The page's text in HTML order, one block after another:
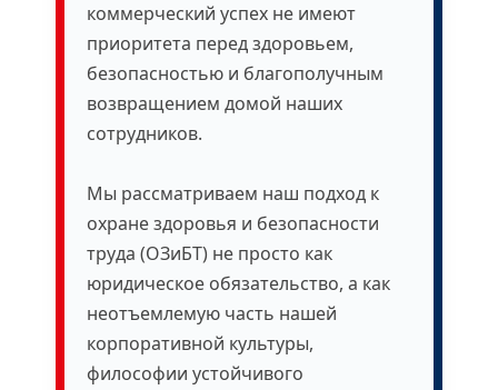
коммерческий успех не имеют
приоритета перед здоровьем,
безопасностью и благополучным
возвращением домой наших
сотрудников.
Мы рассматриваем наш подход к
охране здоровья и безопасности
труда (ОЗиБТ) не просто как
юридическое обязательство, а как
неотъемлемую часть нашей
корпоративной культуры,
философии устойчивого